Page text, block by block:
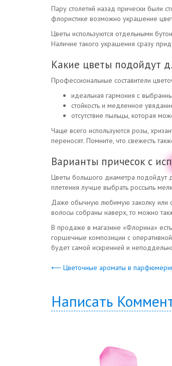
Пару столетий назад прически были
флористике возможно украшение
Цветы используются отдельными
Наличие такого украшения сразу
Какие цветы подойдут
Профессиональные составители
идеальная гармония с
стойкость и медленное
отсутствие пыльцы, которая
Чаще всего используются розы,
переносят. Помните, что свежесть
Варианты причесок с
Цветы большого диаметра подойдут
плетения лучше выбрать россыпь
Даже обычную любимую заколку или
волосы собраны наверх, то можно
В продаже в магазине «Флорина»
горшечные композиции с
будет самой искренней и
⟵ Цветочные ароматы в
Написать